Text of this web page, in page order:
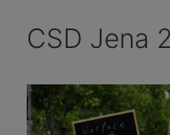
CSD Jena